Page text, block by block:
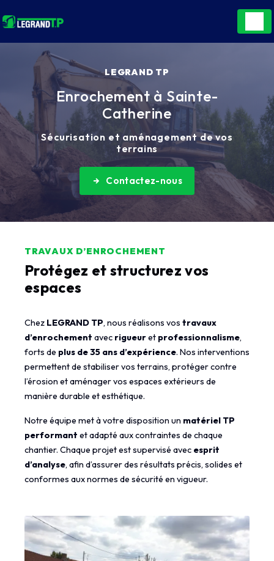
LEGRAND TP
Enrochement à Sainte-
Catherine
Sécurisation et aménagement de vos
terrains
Contactez-nous
TRAVAUX D’ENROCHEMENT
Protégez et structurez vos
espaces
Chez LEGRAND TP, nous réalisons vos travaux
d’enrochement avec rigueuret professionnalisme,
forts de plus de 35 ans d’expérience. Nos interventions
permettent de stabiliser vos terrains, protéger contre
l’érosion et aménager vos espaces extérieurs de
manière durable et esthétique.
Notre équipe met à votre disposition un matériel TP
performant et adapté aux contraintes de chaque
chantier. Chaque projet est supervisé avec esprit
d’analyse, afin d’assurer des résultats précis, solides et
conformes aux normes de sécurité en vigueur.